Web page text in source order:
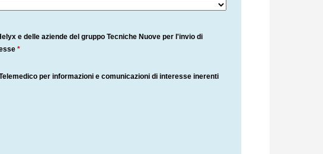
e delle aziende del gruppo Tecniche Nuove per l'invio di
*
per informazioni e comunicazioni di interesse inerenti